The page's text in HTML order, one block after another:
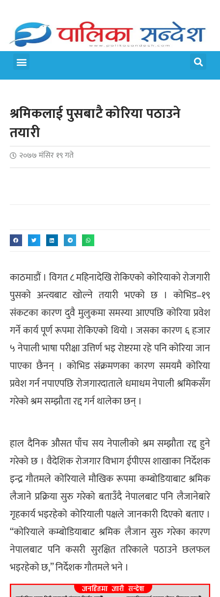
श्रमिकलाई पुसबाटै कोरिया पठाउने
तयारी
२०७७ मंसिर १९ गते
काठमाडौं । विगत ८ महिनादेखि रोकिएको कोरियाको रोजगारी
पुसको अन्त्यबाट खोल्ने तयारी भएको छ । कोभिड–१९
संकटका कारण दुवै मुलुकमा समस्या आएपछि कोरिया प्रवेश
गर्ने कार्य पूर्ण रूपमा रोकिएको थियो । जसका कारण ६ हजार
५ नेपाली भाषा परीक्षा उत्तिर्ण भइ रोष्टरमा रहे पनि कोरिया जान
पाएका छैनन् । कोभिड संक्रमणका कारण समयमै कोरिया
प्रवेश गर्न नपाएपछि रोजगारदाताले धमाधम नेपाली श्रमिकसँग
गरेको श्रम सम्झौता रद्द गर्न थालेका छन् ।
हाल दैनिक औसत पाँच सय नेपालीको श्रम सम्झौता रद्द हुने
गरेको छ । वैदेशिक रोजगार विभाग ईपीएस शाखाका निर्देशक
इन्द्र गौतमले कोरियाले मौखिक रूपमा कम्बोडियाबाट श्रमिक
लैजाने प्रक्रिया सुरु गरेको बताउँदै नेपालबाट पनि लैजानेबारे
गृहकार्य भइरहेको कोरियाली पक्षले जानकारी दिएको बताए ।
“कोरियाले कम्बोडियाबाट श्रमिक लैजान सुरु गरेका कारण
नेपालबाट पनि कसरी सुरक्षित तरिकाले पठाउने छलफल
भइरहेको छ,” निर्देशक गौतमले भने ।